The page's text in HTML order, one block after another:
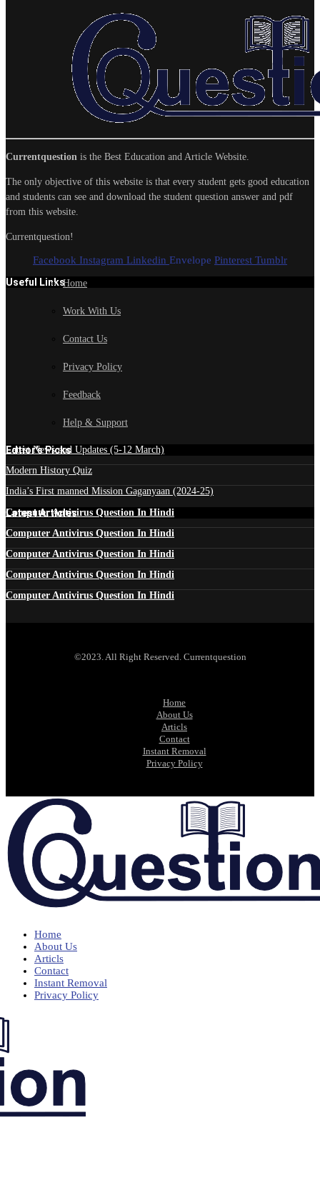
Currentquestion is the Best Education and Article Website.
The only objective of this website is that every student gets good education
and students can see and download the student question answer and pdf
from this website.
Currentquestion!
Facebook Instagram Linkedin Envelope Pinterest Tumblr
Useful LinksHome
Work With Us
Contact Us
Privacy Policy
Feedback
Help & Support
Edtior's Picks
Latest News and Updates (5-12 March)
Modern History Quiz
India’s First manned Mission Gaganyaan (2024-25)
Latest Articles
Computer Antivirus Question In Hindi
Computer Antivirus Question In Hindi
Computer Antivirus Question In Hindi
Computer Antivirus Question In Hindi
Computer Antivirus Question In Hindi
©2023. All Right Reserved. Currentquestion
Home
About Us
Articls
Contact
Instant Removal
Privacy Policy
Home
About Us
Articls
Contact
Instant Removal
Privacy Policy